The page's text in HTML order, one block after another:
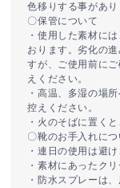
色移りする事があり
〇保管について
・使用した素材に
おります。劣化の
すが、ご使用前に
えください。
・高温、多湿の場
控えください。
・火のそばに置く
〇靴のお手入れにつ
・連日の使用は避
・素材にあったク
・防水スプレーは